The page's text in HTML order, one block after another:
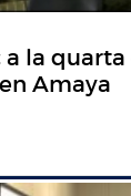
la
Amaya